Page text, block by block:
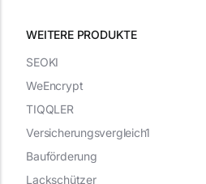
WEITERE PRODUKTE
SEOKI
WeEncrypt
TIQQLER
Versicherungsvergleich1
Bauförderung
Lackschützer